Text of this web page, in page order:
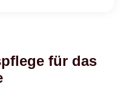
für das